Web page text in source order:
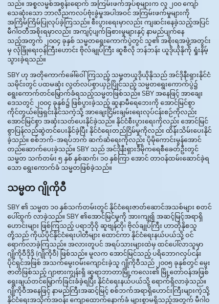
သည်။ အစ္စလမ္မစ်အစွန်းရောက် အကြမ်းဖက်အုပ်စုများက လူ ၂၀၀ ကျော်
သေဆုံးသော ဘာလီညကလပ်ဗုံးခွဲမှုအပါအဝင် အကြမ်းဖက်မှုများကို
အကြိမ်ကြိမ်ပြုလုပ်ခဲ့ကြသည်။ စီးပွားရေးမှာလည်း ကျဆင်းနေခဲ့သည့်အပြင်
မီဂါဝတီအစိုးရမှာလည်း အကျင့်ပျက်ခြစားမှုများနှင့် နာမည်ပျက်နေ
သည့်အတွက် ၂၀၀၄ ခုနှစ် သမ္မတရွေးကောက်ပွဲတွင် သူ၏ အစိုးရအဖွဲ့အတွင်း
မှ လုံခြုံရေးဝန်ကြီးဟောင်း ဗိုလ်ချုပ်ကြီး ဆူစီလို ဘန်ဘန်း ယူဒိုယိုနိုကို ရှုံးနိမ့်
သွားခဲ့ရသည်။
SBY ဟု အတိုကောက်ခေါ်ဝေါ်ကြသည့် သမ္မတယူဒိုယိုနိုသည် အင်ဒိုနီးရှားနိုင်ငံ
သမိုင်းတွင် ပထမဆုံး လွတ်လပ်စွာယှဉ်ပြိုင်သည့် သမ္မတရွေးကောက်ပွဲ၌
ရွေးကောက်တင်မြှောက်ခံရသည့်သမ္မတဖြစ်သည်။ SBY အနေဖြင့် အာချေး
ဒေသတွင် ၂၀၀၄ ခုနှစ်၌ ဖြစ်ပွားခဲ့သည့် ဆူနာမီရေဘေးကို အောင်မြင်စွာ
ကိုင်တွယ်ဖြေရှင်းနိုင်သကဲ့သို့ အာချေးငြိမ်းချမ်းရေးလုပ်ငန်းစဉ်ကိုလည်း
အောင်မြင်စွာ အဆုံးသတ်ပေးနိုင်ခဲ့သည်။ နိုင်ငံစီးပွားရေးကိုလည်း အောင်မြင်
စွာပြန်လည်ဆွဲတင်ပေးနိုင်ခဲ့ပြီး နိုင်ငံရေးတည်ငြိမ်မှုကိုလည်း ထိန်းသိမ်းပေးနိုင်
ခဲ့သည်။ စစ်ဘက်-အရပ်ဘက် ဆက်ဆံရေးကိုလည်း ပိုမိုကောင်းမွန်အောင်
တည်ဆောက်ပေးခဲ့သည်။ SBY သည် အင်ဒိုနီးရှားဒီမိုကရေစီခေတ်ဦးတွင်
သမ္မတ သက်တမ်း ၅ နှစ် နှစ်ဆက်၊ ၁၀ နှစ်ကြာ အောင် တာဝန်ထမ်းဆောင်ခဲ့ရ
သော ရွေးကောက်ခံ သမ္မတဖြစ်ခဲ့သည်။
သမ္မတ ဂျိုကိုဝီ
SBY ၏ သမ္မတ ၁၀ နှစ်သက်တမ်းတွင် နိုင်ငံရေးဇာတ်ဆောင်အသစ်များ စတင်
ပေါ်ထွက် လာခဲ့သည်။ SBY ၏အောင်မြင်မှုကို အားကျ၍ အဆင့်မြင့်အရာရှိ
ဟောင်းများ ဖြစ်ကြသည့် ပရာဘိုဝို ဆူဗျန်တို၊ ဗိုလ်ချုပ်ကြီး ဟာတိုနိုစသူ
တို့သည် ကိုယ်ပိုင်နိုင်ငံရေးပါတီများ ထောင်ကာ နိုင်ငံရေးနယ်ပယ်သို့ ဝင်
ရောက်လာခဲ့ကြသည်။ အလားတူပင် အရပ်သားများထဲမှ ထင်ပေါ်လာသူမှာ
ဂျိုကိုဝီဒိုဒို (ဂျိုကိုဝီ) ဖြစ်သည်။ မူလက အောင်မြင်သည့် ပရိဘောဂလုပ်ငန်း
ပိုင်ရှင်အဖြစ် အသက်မွေးဝမ်းကျောင်းခဲ့သူ ဂျိုကိုဝီသည် ၂၀၀၅ ခုနှစ်တွင် မွေး
ဇာတိဖြစ်သည့် ဂျာဗားကျွန်းရှိ ဆူရာဘာတာမြို့ကလေး၏ မြို့တော်ဝန်အဖြစ်
ရွေးချယ်တင်မြှောက်ခြင်းခံခဲ့ရပြီး နိုင်ငံရေးနယ်ပယ်သို့ ရောက်ရှိလာခဲ့သည်။
ဂျိုကိုဝီအနေဖြင့် နာမည်ကြီးအဆင့်မြင့် စစ်ဘက်အရာရှိဟောင်းကြီးများကဲ့သို့
နိုင်ငံရေးအသိုက်အဝန်း ကျောထောက်နောက်ခံ များစွာမရှိသည့်အတွက် မီဂါဝ